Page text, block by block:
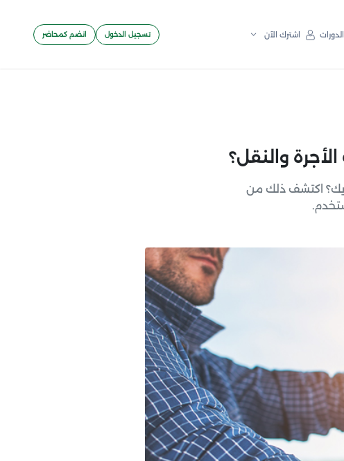
الدورات اشترك الآن تسجيل الدخول انضم كمحاضر
والنقل؟
اكتشف ذلك من